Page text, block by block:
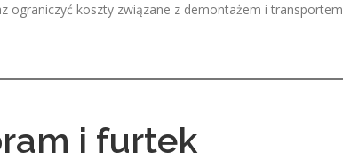
ograniczyć koszty związane z demontażem i transportem
i furtek